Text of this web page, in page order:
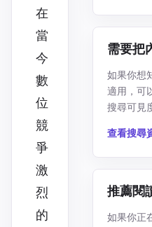
在
當
今
數
位
競
爭
激
烈
的
需要把
如果你想
適用，可
搜尋可見
查看搜尋
推薦閱
如果你正